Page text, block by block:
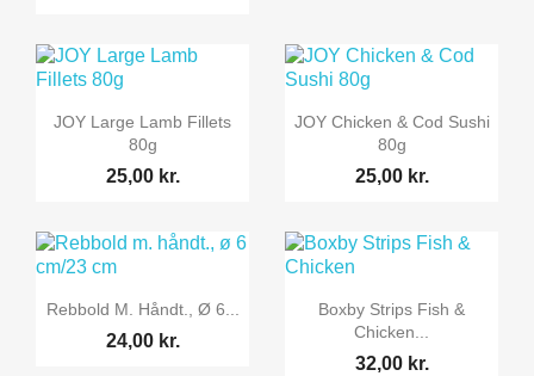
 Vis her
JOY Large Lamb Fillets
80g
25,00 kr.
 Vis her
JOY Chicken & Cod Sushi
80g
25,00 kr.
 Vis her
Rebbold M. Håndt., Ø 6...
24,00 kr.
 Vis her
Boxby Strips Fish &
Chicken...
32,00 kr.